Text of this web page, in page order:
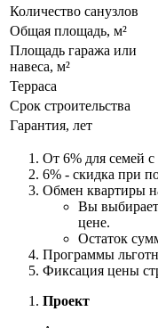
Количество санузлов
Общая площадь, м²
Площадь гаража или
навеса, м²
Терраса
Срок строительства
Гарантия, лет
От 6% для семей
6% - скидка при
Обмен квартиры
Вы
цене.
Остаток
Программы
Фиксация цены
Проект